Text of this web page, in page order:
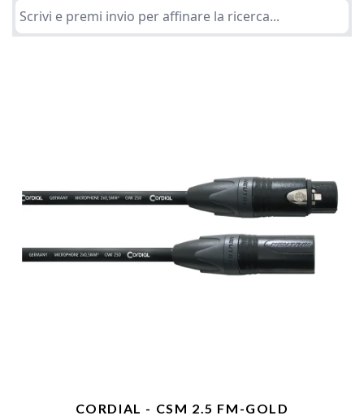
CORDIAL - CSM 2.5 FM-GOLD